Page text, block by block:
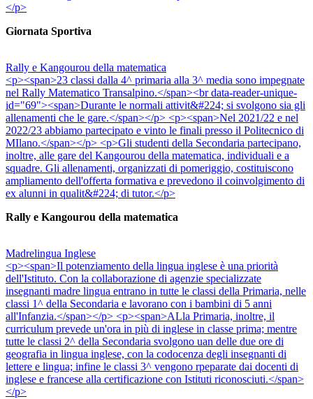
</p>
Giornata Sportiva
Rally e Kangourou della matematica
<p><span>23 classi dalla 4^ primaria alla 3^ media sono impegnate
nel Rally Matematico Transalpino.</span><br data-reader-unique-
id="69"><span>Durante le normali attivit&#224; si svolgono sia gli
allenamenti che le gare.</span></p> <p><span>Nel 2021/22 e nel
2022/23 abbiamo partecipato e vinto le finali presso il Politecnico di
MIlano.</span></p> <p>Gli studenti della Secondaria partecipano,
inoltre, alle gare del Kangourou della matematica, individuali e a
squadre. Gli allenamenti, organizzati di pomeriggio, costituiscono
ampliamento dell'offerta formativa e prevedono il coinvolgimento di
ex alunni in qualit&#224; di tutor.</p>
Rally e Kangourou della matematica
Madrelingua Inglese
<p><span>Il potenziamento della lingua inglese è una priorità
dell'Istituto. Con la collaborazione di agenzie specializzate
insegnanti madre lingua entrano in tutte le classi della Primaria, nelle
classi 1^ della Secondaria e lavorano con i bambini di 5 anni
all'Infanzia.</span></p> <p><span>ALla Primaria, inoltre, il
curriculum prevede un'ora in più di inglese in classe prima; mentre
tutte le classi 2^ della Secondaria svolgono uan delle due ore di
geografia in lingua inglese, con la codocenza degli insegnanti di
lettere e lingua; infine le classi 3^ vengono rpeparate dai docenti di
inglese e francese alla certificazione con Istituti riconosciuti.</span>
</p>